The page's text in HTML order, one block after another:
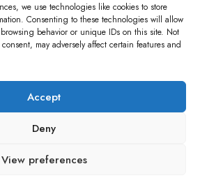
we use technologies like cookies to store
Consenting to these technologies will allow
behavior or unique IDs on this site. Not
may adversely affect certain features and
Accept
Deny
View preferences
SUIVEZ-NOUS
FAGENCY.LU